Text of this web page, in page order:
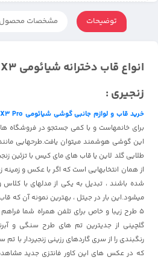
توضیحات مشخصات محصول
زنجیری :
خرید قاب و لوازم جانبی گوشی شیائومی Poco X3 Pro
برای خانمهاست و با کمی جستجو در فروشگاه
این گوشی هوشمند میتوان یافت.طرحهایی مانند
طلایی گلد لاین یا قاب های مای کیس با تزئین
از همان انتخابهایی است که اگر با عکس و
شده باشند ، تبدیل به یکی از مدلهای با کلاس و
میشود.این بار در جیتل ، بهترین نمونه آن که قاب
5 طرح زیبا و خاص برای تلفن همراه شما
گلچینی از جدیترین تم های طرح سنگی و
رنگبندی را از سری گاردهای رزینی زنجیردار با
که در عکس های این کاور فانتزی جدید